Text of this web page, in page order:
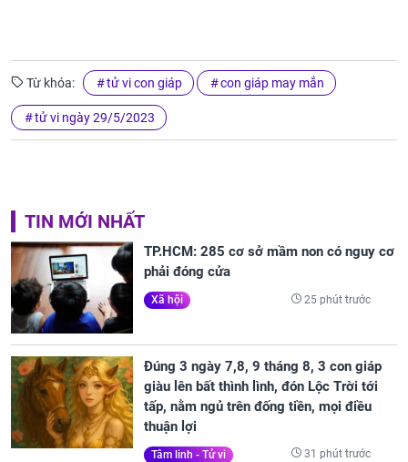
Từ khóa: tử vi con giáp con giáp may mắn
tử vi ngày 29/5/2023
TIN MỚI NHẤT
TP.HCM: 285 cơ sở mầm non có nguy cơ
phải đóng cửa
Xã hội 25 phút trước
Đúng 3 ngày 7,8, 9 tháng 8, 3 con giáp
giàu lên bất thình lình, đón Lộc Trời tới
tấp, nằm ngủ trên đống tiền, mọi điều
thuận lợi
Tâm linh - Tử vi 31 phút trước